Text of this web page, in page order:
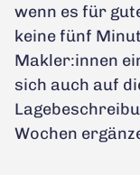
wenn es für
keine fünf
Makler:innen
sich auch auf
Wochen